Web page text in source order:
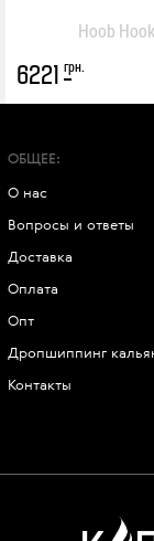
Hoob
6221 грн.
ОБЩЕЕ:
О нас
Вопросы и ответы
Доставка
Оплата
Опт
Дропшиппинг
Контакты